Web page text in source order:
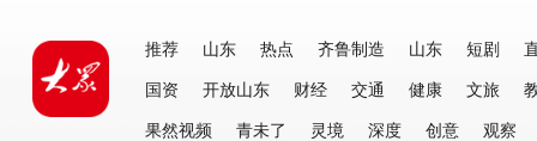
推荐 山东 热点 齐鲁制造 山东 短剧
国资
开放山东 财经 交通 健康 文旅
果然视频
青未了 灵境 深度 创意 观察